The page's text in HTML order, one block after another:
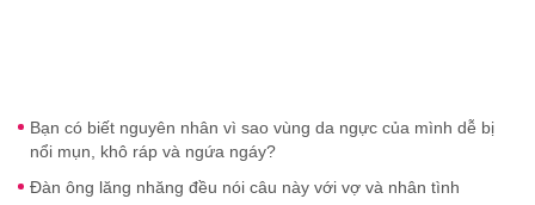
Bạn có biết nguyên nhân vì sao vùng da ngực của mình dễ bị
nổi mụn, khô ráp và ngứa ngáy?
Đàn ông lăng nhăng đều nói câu này với vợ và nhân tình